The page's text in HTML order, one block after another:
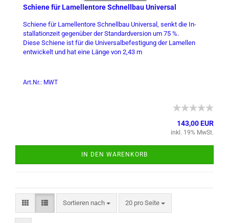
Schie­ne für La­mel­len­to­re Schnell­bau Uni­ver­sal
Schie­ne für La­mel­len­to­re Schnell­bau Uni­ver­sal, senkt die In­
stal­la­ti­on­zeit ge­gen­über der Stan­dard­ver­si­on um 75 %.
Diese Schie­ne ist für die Uni­ver­sal­be­fes­ti­gung der La­mel­len
ent­wi­ckelt und hat eine Länge von 2,43 m
Art.Nr.: MWT
143,00 EUR
inkl. 19% MwSt.
IN DEN WARENKORB
Sortieren nach
Sortieren nach 20 pro Seite
pro Seite